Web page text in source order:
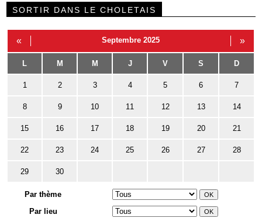
SORTIR DANS LE CHOLETAIS
« Septembre 2025 »
L M M J V S D
1 2 3 4 5 6 7
8 9 10 11 12 13 14
15 16 17 18 19 20 21
22 23 24 25 26 27 28
29 30
Par thème
Par lieu